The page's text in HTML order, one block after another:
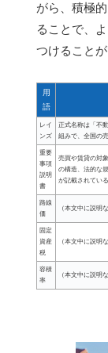
がら、積極
ることで、
つけることが
用
語
レイ
ンズ
正式名称は「不
組みで、全国の
重要
事項
説明
書
売買や賃貸の対
の構造、法的な
が記載されてい
路線
価
（本文中に説明な
固定
資産
税
（本文中に説明な
容積
率
（本文中に説明な